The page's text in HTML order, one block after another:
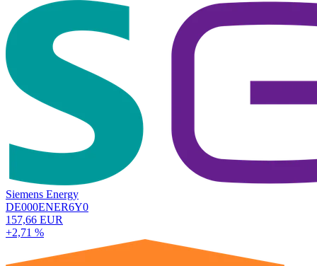
Siemens Energy
DE000ENER6Y0
157,66 EUR
+2,71 %